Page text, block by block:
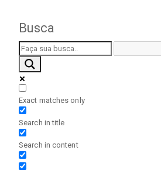
Busca
Exact matches only
Search in title
Search in content